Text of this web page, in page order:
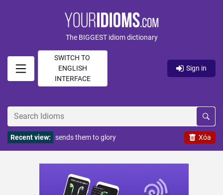
The BIGGEST idiom dictionary
SWITCH TO
ENGLISH
INTERFACE
Sign in
Xóa
Recent view: sends them to glory